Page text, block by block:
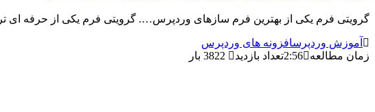
گرویتی فرم یکی از بهترین فرم سازهای وردپرس…. گرویتی فرم یکی از حرفه ای
آموزش وردپرسافزونه های وردپرس
زمان مطالعه
2:56تعداد بازدید